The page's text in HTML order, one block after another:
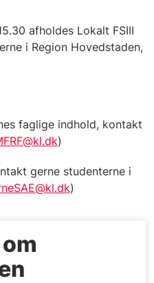
afholdes Lokalt FSIII
i Region Hovedstaden,
faglige indhold, kontakt
)
gerne studenterne i
)